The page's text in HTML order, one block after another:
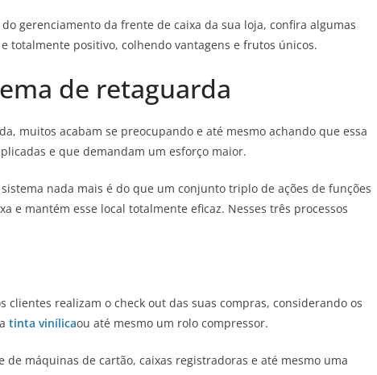
gerenciamento da frente de caixa da sua loja, confira algumas
totalmente positivo, colhendo vantagens e frutos únicos.
de retaguarda
muitos acabam se preocupando e até mesmo achando que essa
e que demandam um esforço maior.
nada mais é do que um conjunto triplo de ações de funções
e mantém esse local totalmente eficaz. Nesses três processos
clientes realizam o check out das suas compras, considerando os
tinta vinílicaou até mesmo um rolo compressor.
de máquinas de cartão, caixas registradoras e até mesmo uma